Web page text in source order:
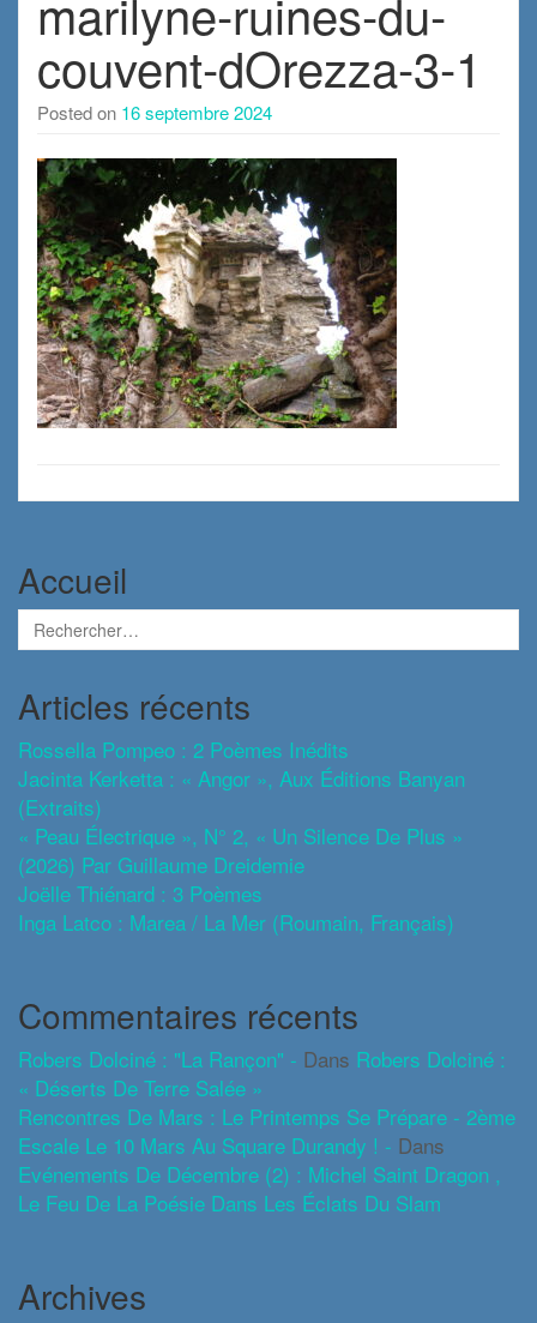
marilyne-ruines-du-
couvent-dOrezza-3-1
Posted on 16 septembre 2024
Accueil
Articles récents
Rossella Pompeo : 2 Poèmes Inédits
Jacinta Kerketta : « Angor », Aux Éditions Banyan
(extraits)
« Peau Électrique », N° 2, « Un Silence De Plus »
(2026) Par Guillaume Dreidemie
Joëlle Thiénard : 3 Poèmes
Inga Latco : Marea / La Mer (roumain, Français)
Commentaires récents
Robers Dolciné : "La Rançon" - Dans Robers Dolciné :
« Déserts De Terre Salée »
Rencontres De Mars : Le Printemps Se Prépare - 2ème
Escale Le 10 Mars Au Square Durandy ! - Dans
Evénements De Décembre (2) : Michel Saint Dragon ,
Le Feu De La Poésie Dans Les Éclats Du Slam
Archives